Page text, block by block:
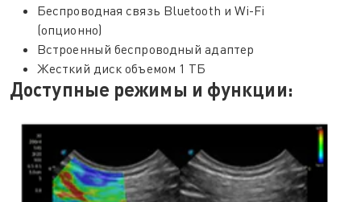
Беспроводная связь Bluetooth и Wi-Fi
(опционно)
Встроенный беспроводный адаптер
Жесткий диск объемом 1 ТБ
Доступные режимы и функции: